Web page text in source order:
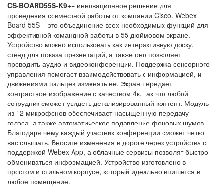
CS-BOARD55S-K9++ инновационное решение для
проведения совместной работы от компании Cisco. Webex
Board 55S – это объединение всех необходимых функций для
эффективной командной работы в 55 дюймовом экране.
Устройство можно использовать как интерактивную доску,
стенд для показа презентаций, а также оно позволяет
проводить аудио и видеоконференции. Поддержка сенсорного
управления помогает взаимодействовать с информацией, и
движениями пальцев изменять ее. Экран передает
контрастное изображение с качеством 4к, так что любой
сотрудник сможет увидеть детализированный контент. Модуль
из 12 микрофонов обеспечивает насыщенную передачу
голоса, а также автоматическое подавление фоновых шумов.
Благодаря чему каждый участник конференции сможет четко
вас слышать. Вносите изменения в дороге через устройства с
поддержкой Webex App, а облачные сервисы позволят быстро
обмениваться информацией. Устройство изготовлено в
простом и стильном корпусе, который идеально впишется в
любое помещение.